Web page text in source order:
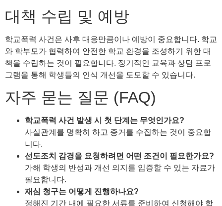
대책 수립 및 예방
학교폭력 사건은 사후 대응만큼이나 예방이 중요합니다. 학교
와 학부모가 협력하여 안전한 학교 환경을 조성하기 위한 대
책을 수립하는 것이 필요합니다. 정기적인 교육과 상담 프로
그램을 통해 학생들의 인식 개선을 도모할 수 있습니다.
자주 묻는 질문 (FAQ)
학교폭력 사건 발생 시 첫 단계는 무엇인가요?
사실관계를 명확히 하고 증거를 수집하는 것이 중요합
니다.
선도조치 감경을 요청하려면 어떤 조건이 필요한가요?
가해 학생의 반성과 개선 의지를 입증할 수 있는 자료가
필요합니다.
재심 청구는 어떻게 진행하나요?
정해진 기간 내에 필요한 서류를 준비하여 신청해야 합